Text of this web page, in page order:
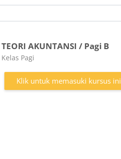
TEORI AKUNTANSI / Pagi B
Kategori kursus
Kelas Pagi
Klik untuk memasuki kursus ini